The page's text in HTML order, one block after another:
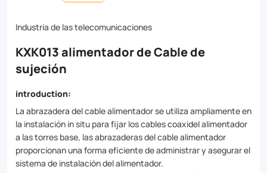
for
cables
of
sizes.
Made
from
high-
Industria de las telecomunicaciones
KXK013 alimentador de Cable de
sujeción
introduction:
La abrazadera del cable alimentador se utiliza ampliamente en
la instalación in situ para fijar los cables coaxidel alimentador
a las torres base, las abrazaderas del cable alimentador
proporcionan una forma eficiente de administrar y asegurar el
sistema de instalación del alimentador.